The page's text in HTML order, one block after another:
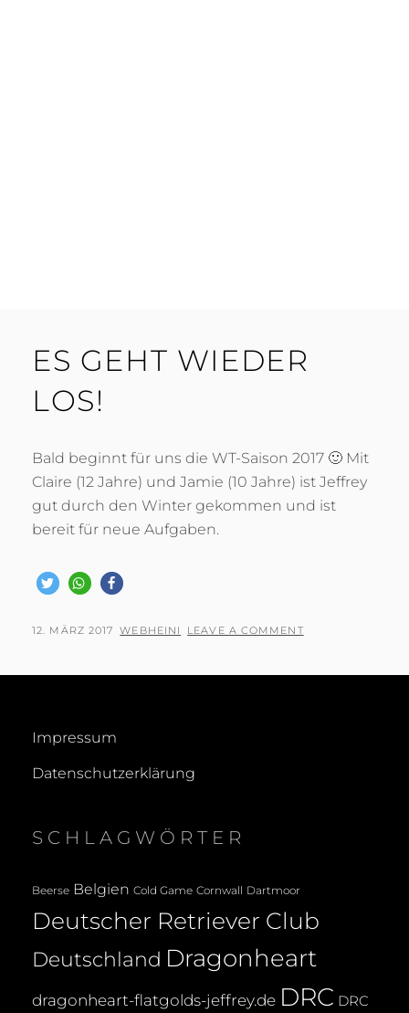
ES GEHT WIEDER
LOS!
Bald beginnt für uns die WT-Saison 2017 🙂 Mit
Claire (12 Jahre) und Jamie (10 Jahre) ist Jeffrey
gut durch den Winter gekommen und ist
bereit für neue Aufgaben.
POSTED
12. MÄRZ 2017 BY
WEBHEINI LEAVE A COMMENT
Impressum
Datenschutzerklärung
SCHLAGWÖRTER
Beerse Belgien Cold Game Cornwall Dartmoor
Deutscher Retriever Club
Deutschland Dragonheart
dragonheart-flatgolds-jeffrey.de DRC DRC